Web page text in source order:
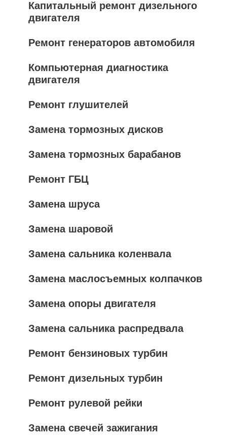
Капитальный ремонт дизельного
двигателя
Ремонт генераторов автомобиля
Компьютерная диагностика
двигателя
Ремонт глушителей
Замена тормозных дисков
Замена тормозных барабанов
Ремонт ГБЦ
Замена шруса
Замена шаровой
Замена сальника коленвала
Замена маслосъемных колпачков
Замена опоры двигателя
Замена сальника распредвала
Ремонт бензиновых турбин
Ремонт дизельных турбин
Ремонт рулевой рейки
Замена свечей зажигания